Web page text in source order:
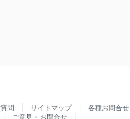
問 サイトマップ
各種お問合せ
ご意見・お問合せ